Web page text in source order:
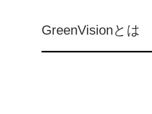
GreenVisionとは